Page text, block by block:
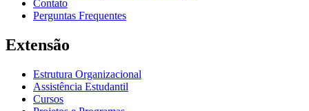
Contato
Perguntas Frequentes
Extensão
Estrutura Organizacional
Assistência Estudantil
Cursos